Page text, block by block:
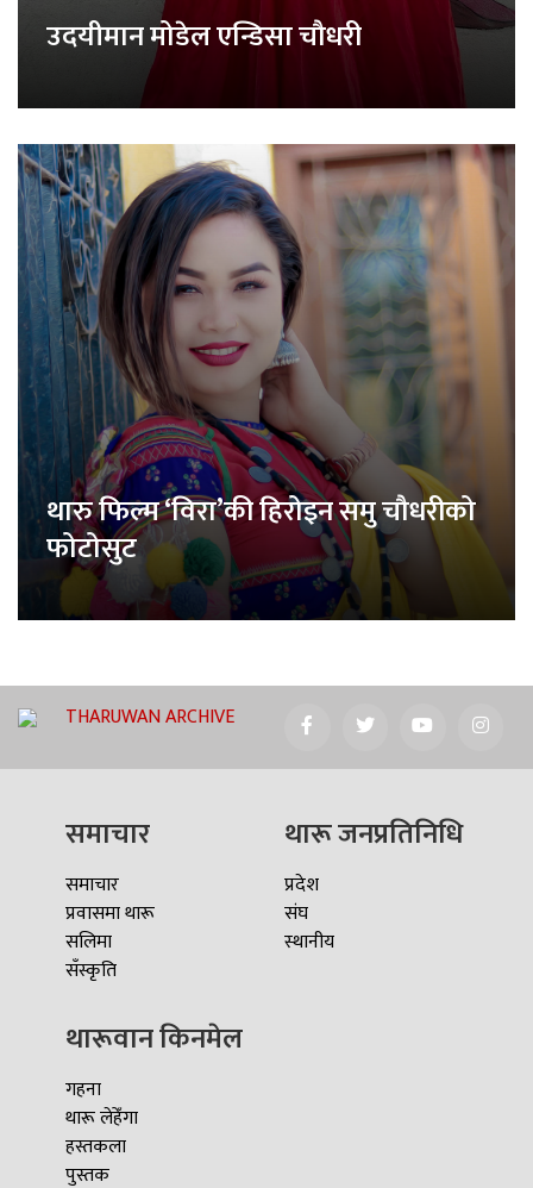
उदयीमान मोडेल एन्डिसा चौधरी
थारु फिल्म ‘विरा’की हिरोइन समु चौधरीको
फोटोसुट
THARUWAN ARCHIVE
समाचार
समाचार
प्रवासमा थारू
सलिमा
सँस्कृति
थारू जनप्रतिनिधि
प्रदेश
संघ
स्थानीय
थारूवान किनमेल
गहना
थारू लेहेँगा
हस्तकला
पुस्तक